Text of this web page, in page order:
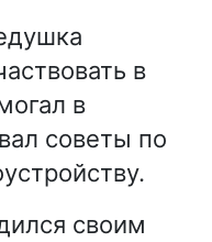
в
в
советы по
своим